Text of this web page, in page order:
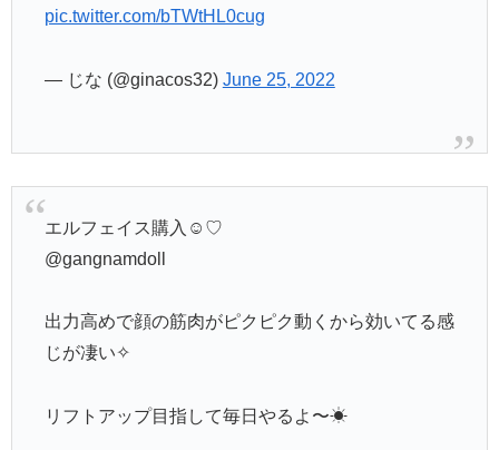
pic.twitter.com/bTWtHL0cug
— じな (@ginacos32) June 25, 2022
エルフェイス購入☺️♡
@gangnamdoll
出力高めで顔の筋肉がピクピク動くから効いてる感
じが凄い✧
リフトアップ目指して毎日やるよ〜☀︎